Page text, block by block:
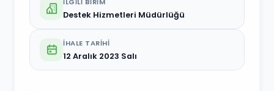
Destek Hizmetleri Müdürlüğü
İHALE TARIHI
12 Aralık 2023 Salı